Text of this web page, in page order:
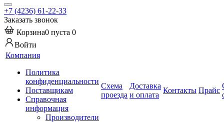
+7 (4236) 61-22-33
Заказать звонок
Корзина0 пуста 0
Войти
Компания
Политика
конфиденциальности
Поставщикам
Справочная
информация
Производители
Схема
проезда
Доставка
и оплата
Контакты Прайс